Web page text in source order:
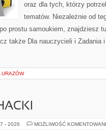
oraz dla tych, którzy
tematów. Niezależnie od
prostu samoukiem, znajdziesz
także Dla nauczycieli i Zadania
- 2026 MOŻLIWOŚĆ